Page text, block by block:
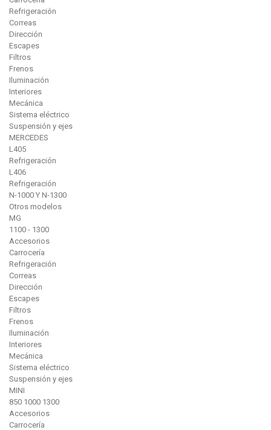
Refrigeración
Correas
Dirección
Escapes
Filtros
Frenos
Iluminación
Interiores
Mecánica
Sistema eléctrico
Suspensión y ejes
MERCEDES
L405
Refrigeración
L406
Refrigeración
N-1000 Y N-1300
Otros modelos
MG
1100 - 1300
Accesorios
Carrocería
Refrigeración
Correas
Dirección
Escapes
Filtros
Frenos
Iluminación
Interiores
Mecánica
Sistema eléctrico
Suspensión y ejes
MINI
850 1000 1300
Accesorios
Carrocería